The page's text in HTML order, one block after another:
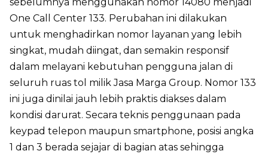
One Call Center 133. Perubahan ini dilakukan
untuk menghadirkan nomor layanan yang lebih
singkat, mudah diingat, dan semakin responsif
dalam melayani kebutuhan pengguna jalan di
seluruh ruas tol milik Jasa Marga Group. Nomor 133
ini juga dinilai jauh lebih praktis diakses dalam
kondisi darurat. Secara teknis penggunaan pada
keypad telepon maupun smartphone, posisi angka
1 dan 3 berada sejajar di bagian atas sehingga